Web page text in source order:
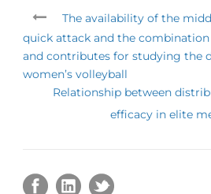
The availability of the
quick attack and the
and contributes for studying the
women’s volleyball
Relationship between
efficacy in elite